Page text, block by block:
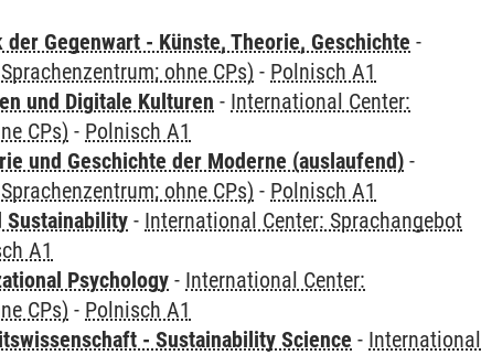
Gegenwart - Künste, Theorie, Geschichte -
ohne CPs) - Polnisch A1
und Digitale Kulturen - International Center:
CPs) - Polnisch A1
und Geschichte der Moderne (auslaufend) -
ohne CPs) - Polnisch A1
Sustainability - International Center: Sprachangebot
A1
Psychology - International Center:
CPs) - Polnisch A1
- Sustainability Science - International